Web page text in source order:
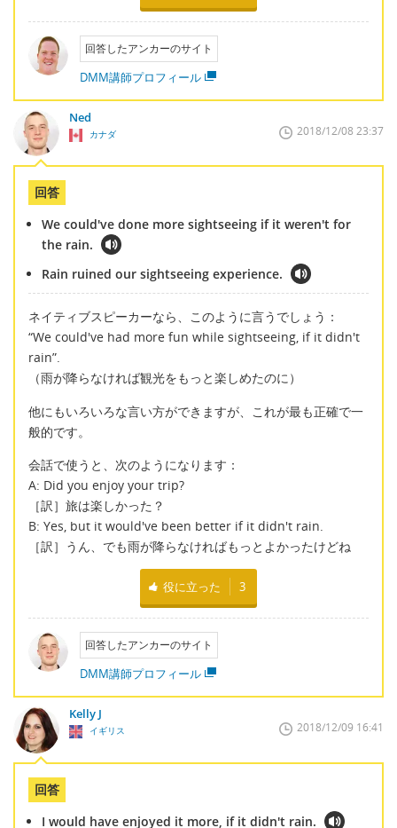
回答したアンカーのサイト
DMM講師プロフィール
Ned
カナダ 2018/12/08 23:37
回答
We could've done more sightseeing if it weren't for
the rain.
Rain ruined our sightseeing experience.
ネイティブスピーカーなら、このように言うでしょう：
“We could've had more fun while sightseeing, if it didn't
rain”.
（雨が降らなければ観光をもっと楽しめたのに）
他にもいろいろな言い方ができますが、これが最も正確で一
般的です。
会話で使うと、次のようになります：
A: Did you enjoy your trip?
［訳］旅は楽しかった？
B: Yes, but it would've been better if it didn't rain.
［訳］うん、でも雨が降らなければもっとよかったけどね
役に立った 3
回答したアンカーのサイト
DMM講師プロフィール
Kelly J
イギリス 2018/12/09 16:41
回答
I would have enjoyed it more, if it didn't rain.